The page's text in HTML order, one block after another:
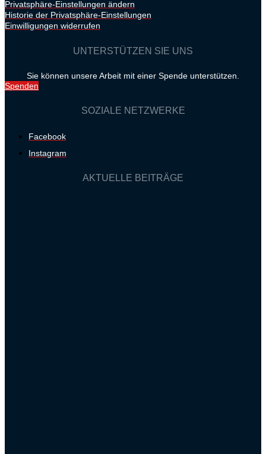
Privatsphäre-Einstellungen ändern
Historie der Privatsphäre-Einstellungen
Einwilligungen widerrufen
UNTERSTÜTZEN SIE UNS
Sie können unsere Arbeit mit einer Spende unterstützen.
Spenden
SOZIALE NETZWERKE
Facebook
Instagram
AKTUELLE BEITRÄGE